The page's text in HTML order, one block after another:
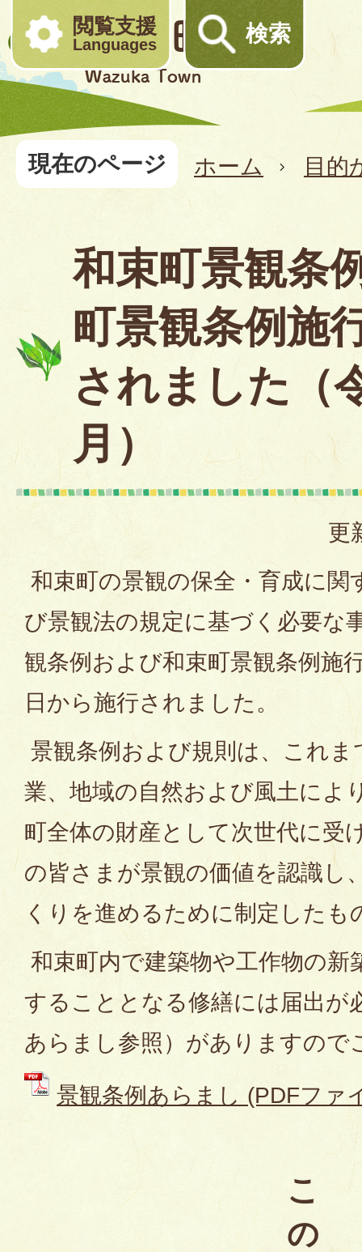
閲覧支援
Languages 検索
現在のページ ホーム 目的
和束町景観条
町景観条例施
されました（
月）
更
和束町の景観の保全・育成に関
び景観法の規定に基づく必要な
観条例および和束町景観条例施
日から施行されました。
景観条例および規則は、これ
業、地域の自然および風土によ
町全体の財産として次世代に受
の皆さまが景観の価値を認識し
くりを進めるために制定したも
和束町内で建築物や工作物の新
することとなる修繕には届出が
あらまし参照）がありますので
景観条例あらまし (PDFファ
こ
の